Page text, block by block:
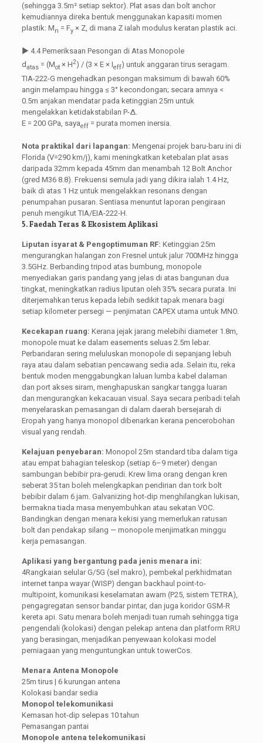
(sehingga 3.5m² setiap sektor). Plat asas dan bolt anchor
kemudiannya direka bentuk menggunakan kapasiti momen
plastik: Mn = Fy× Z, di mana Z ialah modulus keratan plastik aci.
▶ 4.4 Pemeriksaan Pesongan di Atas Monopole
datas= (Mot× H2) / (3 × E × Ieff) untuk anggaran tirus seragam.
TIA-222-G mengehadkan pesongan maksimum di bawah 60%
angin melampau hingga ≤ 3° kecondongan; secara amnya <
0.5m anjakan mendatar pada ketinggian 25m untuk
mengelakkan ketidakstabilan P-Δ.
E = 200 GPa, sayaeff= purata momen inersia.
Nota praktikal dari lapangan: Mengenai projek baru-baru ini di
Florida (V=290 km/j), kami meningkatkan ketebalan plat asas
daripada 32mm kepada 45mm dan menambah 12 Bolt Anchor
(gred M36 8.8). Frekuensi semula jadi yang dikira ialah 1.4 Hz,
baik di atas 1 Hz untuk mengelakkan resonans dengan
penumpahan pusaran. Sentiasa menuntut laporan pengiraan
penuh mengikut TIA/EIA-222-H.
5. Faedah Teras & Ekosistem Aplikasi
Liputan isyarat & Pengoptimuman RF: Ketinggian 25m
mengurangkan halangan zon Fresnel untuk jalur 700MHz hingga
3.5GHz. Berbanding tripod atas bumbung, monopole
menyediakan garis pandang yang jelas di atas bangunan dua
tingkat, meningkatkan radius liputan oleh 35% secara purata. Ini
diterjemahkan terus kepada lebih sedikit tapak menara bagi
setiap kilometer persegi — penjimatan CAPEX utama untuk MNO.
Kecekapan ruang: Kerana jejak jarang melebihi diameter 1.8m,
monopole muat ke dalam easements seluas 2.5m lebar.
Perbandaran sering meluluskan monopole di sepanjang lebuh
raya atau dalam sebatian pencawang sedia ada. Selain itu, reka
bentuk moden menggabungkan laluan lumba kabel dalaman
dan port akses siram, menghapuskan sangkar tangga luaran
dan mengurangkan kekacauan visual. Saya secara peribadi telah
menyelaraskan pemasangan di dalam daerah bersejarah di
Eropah yang hanya monopol dibenarkan kerana pencerobohan
visual yang rendah.
Kelajuan penyebaran: Monopol 25m standard tiba dalam tiga
atau empat bahagian teleskop (setiap 6–9 meter) dengan
sambungan bebibir pra-gerudi. Krew lima orang dengan kren
seberat 35 tan boleh melengkapkan pendirian dan tork bolt
bebibir dalam 6 jam. Galvanizing hot-dip menghilangkan lukisan,
bermakna tiada masa menyembuhkan atau sekatan VOC.
Bandingkan dengan menara kekisi yang memerlukan ratusan
bolt dan pendakap silang — monopole menjimatkan minggu
kerja pemasangan.
Aplikasi yang bergantung pada jenis menara ini:
4Rangkaian selular G/5G (sel makro), pembekal perkhidmatan
internet tanpa wayar (WISP) dengan backhaul point-to-
multipoint, komunikasi keselamatan awam (P25, sistem TETRA),
pengagregatan sensor bandar pintar, dan juga koridor GSM-R
kereta api. Satu menara boleh menjadi tuan rumah sehingga tiga
pengendali (kolokasi) dengan pelekap antena dan platform RRU
yang berasingan, menjadikan penyewaan kolokasi model
perniagaan yang menguntungkan untuk towerCos.
Menara Antena Monopole
25m tirus | 6 kurungan antena
Kolokasi bandar sedia
Monopol telekomunikasi
Kemasan hot-dip selepas 10 tahun
Pemasangan pantai
Monopole antena telekomunikasi